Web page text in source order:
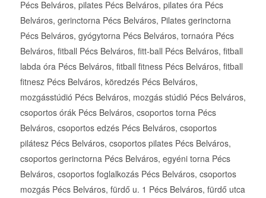
Pécs Belváros, pilates Pécs Belváros, pilates óra Pécs
Belváros, gerinctorna Pécs Belváros, Pilates gerinctorna
Pécs Belváros, gyógytorna Pécs Belváros, tornaóra Pécs
Belváros, fitball Pécs Belváros, fitt-ball Pécs Belváros, fitball
labda óra Pécs Belváros, fitball fitness Pécs Belváros, fitball
fitnesz Pécs Belváros, köredzés Pécs Belváros,
mozgásstúdió Pécs Belváros, mozgás stúdió Pécs Belváros,
csoportos órák Pécs Belváros, csoportos torna Pécs
Belváros, csoportos edzés Pécs Belváros, csoportos
pilátesz Pécs Belváros, csoportos pilates Pécs Belváros,
csoportos gerinctorna Pécs Belváros, egyéni torna Pécs
Belváros, csoportos foglalkozás Pécs Belváros, csoportos
mozgás Pécs Belváros, fürdő u. 1 Pécs Belváros, fürdő utca